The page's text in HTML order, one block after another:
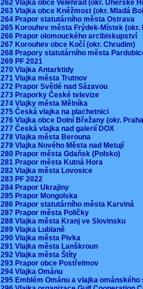
262 Vlajka obce Velehrad (okr. Uherské
263 Vlajka obce Kněžmost (okr. Mladá
264 Prapor statutárního města Ostrava
265 Korouhev města Frýdek-Místek
266 Prapor olomouckého arcibiskupství
267 Korouhev obce Kočí (okr. Chrudim)
268 Prapory statutárního města
269 PF 2021
270 Vlajka Antarktidy
271 Vlajka města Trutnov
272 Prapor Světlé nad Sázavou
273 Praporky České televize
274 Vlajky města Mělníka
275 Česká vlajka na plachetnici
276 Vlajka obce Dolní Břežany (okr.
277 Česká vlajka nad galerií DOX
278 Vlajka města Berouna
279 Vlajka Nového Města nad Metují
280 Prapor města Gdaňsk (Polsko)
281 Prapor města Kutná Hora
282 Vlajka města Lovosice
283 PF 2022
284 Prapor Ukrajiny
285 Prapor Mongolska
286 Prapor statutárního města Karviná
287 Prapor města Poličky
288 Vlajka města Kranj ve Slovinsku
289 Vlajka Lublaně
290 Vlajka města Pivka
291 Vlajka města Lanškroun
292 Vlajka města Štíty
293 Prapor obce Postřelmov
294 Vlajka Ománu
295 Emblém Ománu a vlajka